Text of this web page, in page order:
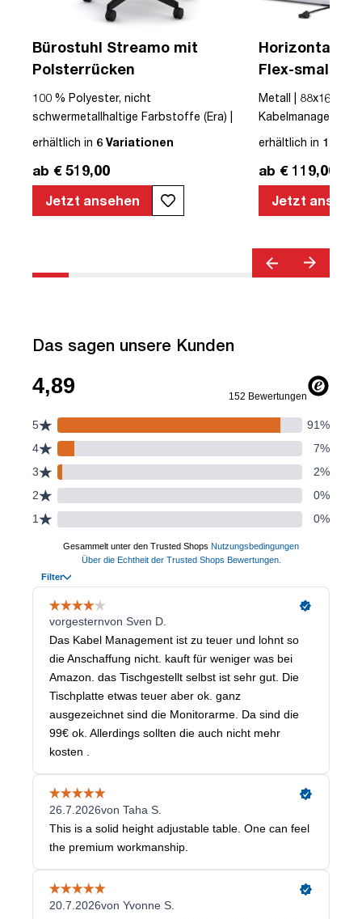
Bürostuhl Streamo mit
Polsterrücken
100 % Polyester, nicht
schwermetallhaltige Farbstoffe (Era) |
Textil | Schwarz | Schwarz | Drehstuhl |
Streamo | bis zu 120 kg | TÜV©
geprüfte Sicherheit | TÜV© geprüfte
Ergonomie | Quality Office© | TÜV©
erhältlich in 6 Variationen
ab € 519,00
Jetzt ansehen
Horizontaler
Flex-small +
Kabelführung
Steckdose
Metall |
erhältlich in 12
ab € 119,00
Jetzt
Das sagen unsere Kunden